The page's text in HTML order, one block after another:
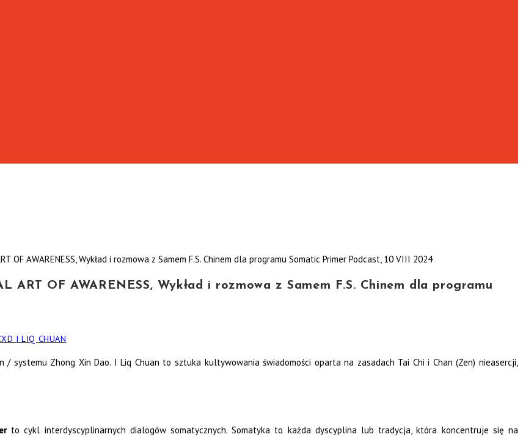
OF AWARENESS, Wykład i rozmowa z Samem F.S. Chinem dla programu
I LIQ CHUAN
/ systemu Zhong Xin Dao. I Liq Chuan to sztuka kultywowania świadomości oparta na zasadach Tai Chi i Chan (Zen) nieasercji,
to cykl interdyscyplinarnych dialogów somatycznych. Somatyka to każda dyscyplina lub tradycja, która koncentruje się na